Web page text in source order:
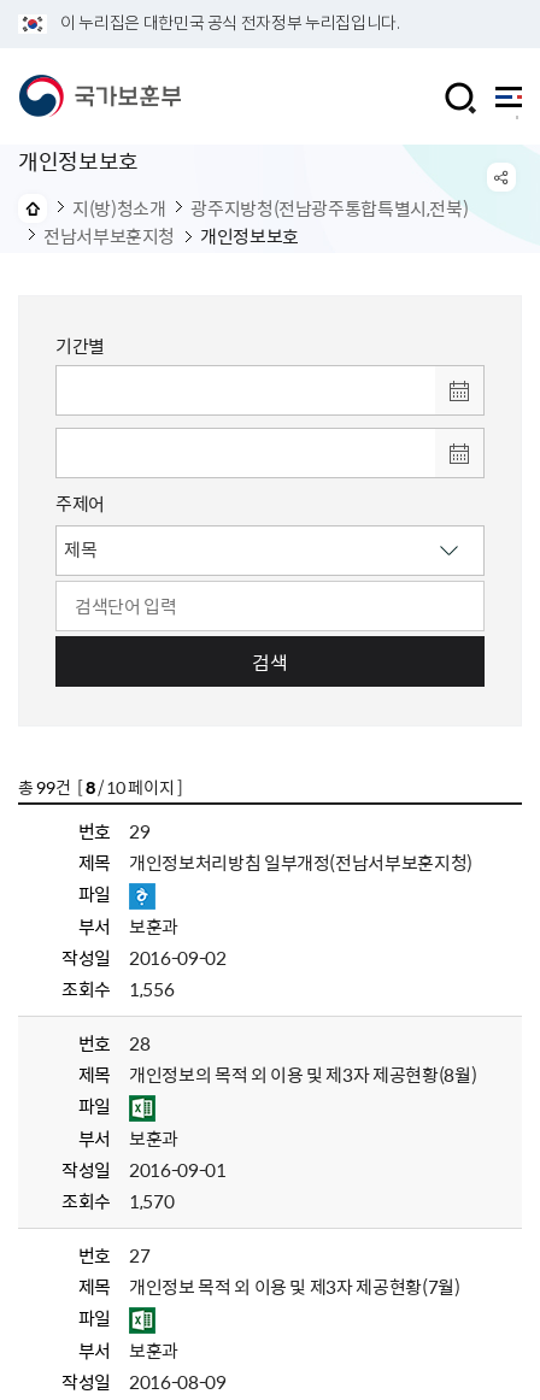
이 누리집은 대한민국 공식 전자정부 누리집입니다.
개인정보보호
지(방)청소개
광주지방청(전남광주통합특별시,전북)
전남서부보훈지청
개인정보보호
기간별
주제어
검색
총99건 [8/ 10 페이지 ]
번호
29
제목
개인정보처리방침 일부개정(전남서부보훈지청)
파일
부서
보훈과
작성일
2016-09-02
조회수
1,556
번호
28
제목
개인정보의 목적 외 이용 및 제3자 제공현황(8월)
파일
부서
보훈과
작성일
2016-09-01
조회수
1,570
번호
27
제목
개인정보 목적 외 이용 및 제3자 제공현황(7월)
파일
부서
보훈과
작성일
2016-08-09